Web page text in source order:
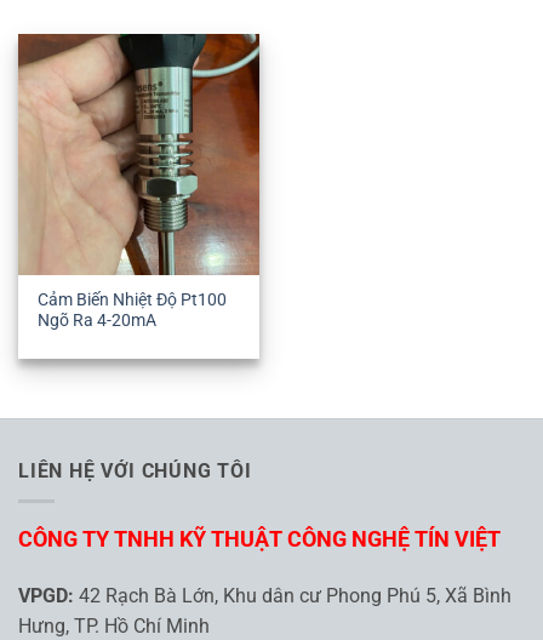
Cảm Biến Nhiệt Độ Pt100
Ngõ Ra 4-20mA
LIÊN HỆ VỚI CHÚNG TÔI
CÔNG TY TNHH KỸ THUẬT CÔNG NGHỆ TÍN VIỆT
VPGD: 42 Rạch Bà Lớn, Khu dân cư Phong Phú 5, Xã Bình
Hưng, TP. Hồ Chí Minh